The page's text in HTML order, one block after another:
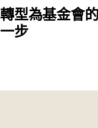
轉型為基金會
一步